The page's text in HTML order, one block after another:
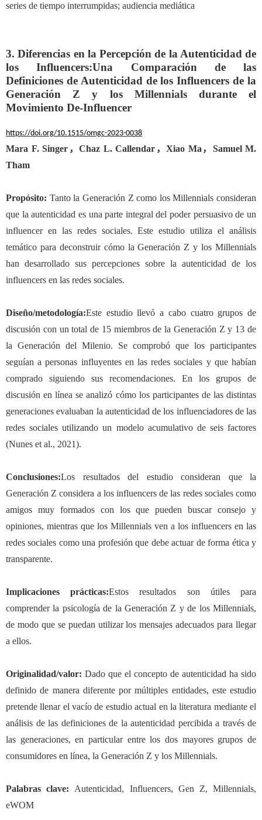
series de tiempo interrumpidas; audiencia mediática
3. Diferencias en la Percepción de la Autenticidad de
los Influencers:Una Comparación de las
Definiciones de Autenticidad de los Influencers de la
Generación Z y los Millennialsdurante el
Movimiento De-Influencer
https://doi.org/10.1515/omgc-2023-0038
Mara F. Singer ， Chaz L. Callendar ， Xiao Ma ， Samuel M.
Tham
Propósito: Tanto la Generación Z como los Millennials consideran
que la autenticidad es una parte integral del poder persuasivo de un
influencer en las redes sociales. Este estudio utiliza el análisis
temático para deconstruir cómo la Generación Z y los Millennials
han desarrollado sus percepciones sobre la autenticidad de los
influencers en las redes sociales.
Diseño/metodología:Este estudio llevó a cabo cuatro grupos de
discusión con un total de 15 miembros de la Generación Z y 13 de
la Generación del Milenio. Se comprobó que los participantes
seguían a personas influyentes en las redes sociales y que habían
comprado siguiendo sus recomendaciones. En los grupos de
discusión en línea se analizó cómo los participantes de las distintas
generaciones evaluaban la autenticidad de los influenciadores de las
redes sociales utilizando un modelo acumulativo de seis factores
(Nunes et al., 2021).
Conclusiones:Los resultados del estudio consideran que la
Generación Z considera a los influencers de las redes sociales como
amigos muy formados con los que pueden buscar consejo y
opiniones, mientras que los Millennials ven a los influencers en las
redes sociales como una profesión que debe actuar de forma ética y
transparente.
Implicaciones prácticas:Estos resultados son útiles para
comprender la psicología de la Generación Z y de los Millennials,
de modo que se puedan utilizar los mensajes adecuados para llegar
a ellos.
Originalidad/valor: Dado que el concepto de autenticidad ha sido
definido de manera diferente por múltiples entidades, este estudio
pretende llenar el vacío de estudio actual en la literatura mediante el
análisis de las definiciones de la autenticidad percibida a través de
las generaciones, en particular entre los dos mayores grupos de
consumidores en línea, la Generación Z y los Millennials.
Palabras clave: Autenticidad, Influencers, Gen Z, Millennials,
eWOM